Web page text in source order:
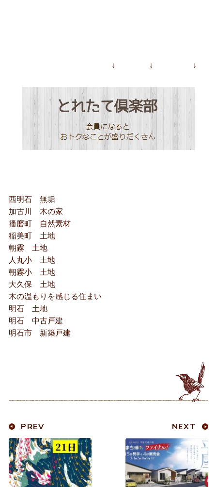
↓ ↓ ↓
西明石 無垢
加古川 木の家
播磨町 自然素材
稲美町 土地
朝霧 土地
人丸小 土地
朝霧小 土地
大久保 土地
木の温もりを感じる住まい
明石 土地
明石 中古戸建
明石市 新築戸建
PREV NEXT